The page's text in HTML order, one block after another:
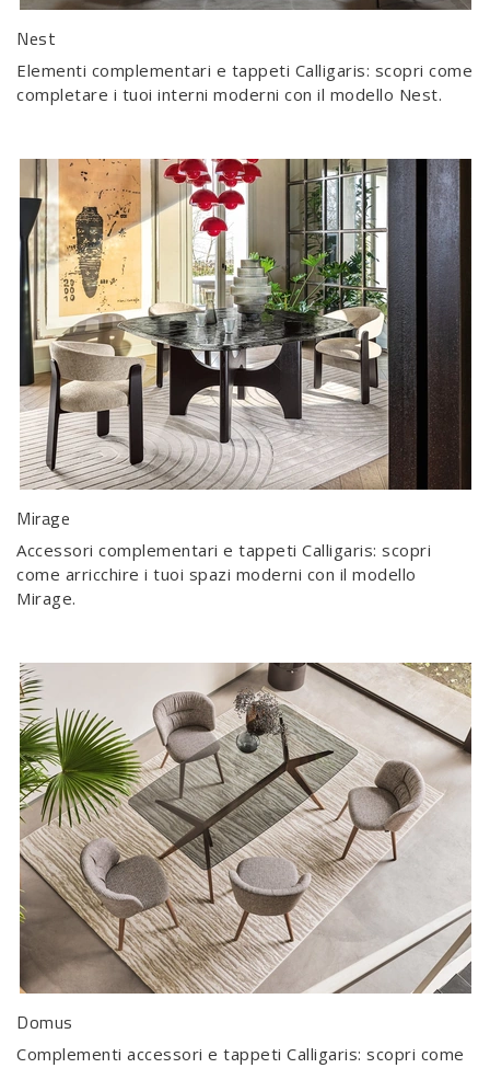
Nest
Elementi complementari e tappeti Calligaris: scopri come
completare i tuoi interni moderni con il modello Nest.
Mirage
Accessori complementari e tappeti Calligaris: scopri
come arricchire i tuoi spazi moderni con il modello
Mirage.
Domus
Complementi accessori e tappeti Calligaris: scopri come